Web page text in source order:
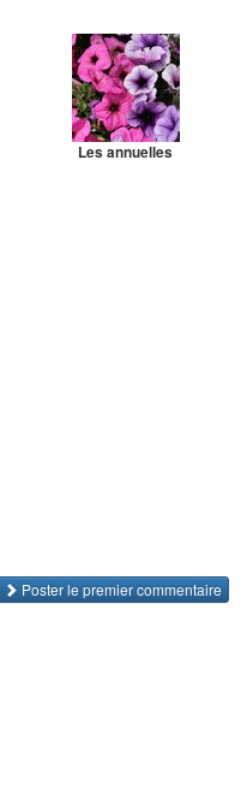
Les annuelles
Poster le premier commentaire